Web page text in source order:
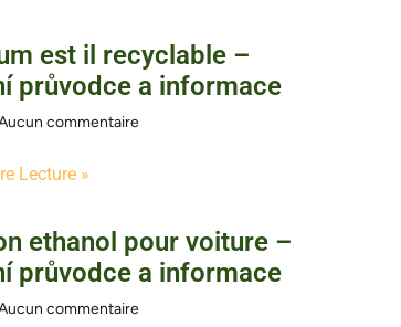
est il recyclable –
průvodce a informace
commentaire
Lecture »
ethanol pour voiture –
průvodce a informace
commentaire